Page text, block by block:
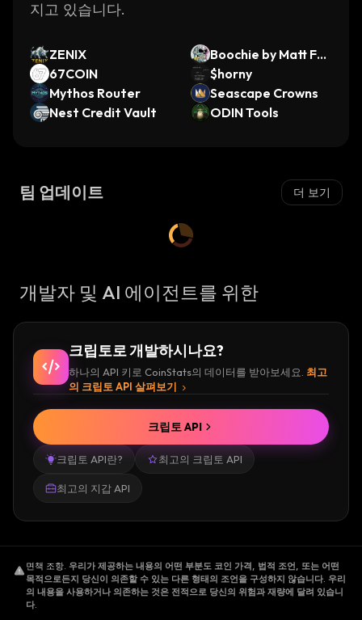
지고 있습니다.
ZENIX
Boochie by Matt Fur
ie
67COIN
$horny
Mythos Router
Seascape Crowns
Nest Credit Vault
ODIN Tools
팀 업데이트 더 보기
개발자 및 AI 에이전트를 위한
크립토로 개발하시나요?
하나의 API 키로 CoinStats의 데이터를 받아보세요. 최고
의 크립토 API 살펴보기
크립토 API란? 최고의 크립토 API
최고의 지갑 API
크립토 API
면책 조항. 우리가 제공하는 내용의 어떤 부분도 코인 가격, 법적 조언, 또는 어떤
목적으로든지 당신이 의존할 수 있는 다른 형태의 조언을 구성하지 않습니다. 우리
의 내용을 사용하거나 의존하는 것은 전적으로 당신의 위험과 재량에 달려 있습니
다.